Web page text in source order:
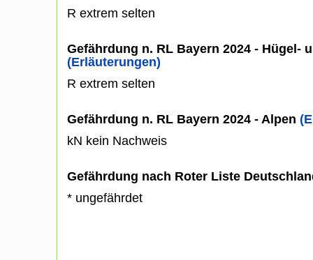
R extrem selten
Gefährdung n. RL Bayern 2024 - Hügel-
(Erläuterungen)
R extrem selten
Gefährdung n. RL Bayern 2024 - Alpen
kN kein Nachweis
Gefährdung nach Roter Liste
* ungefährdet